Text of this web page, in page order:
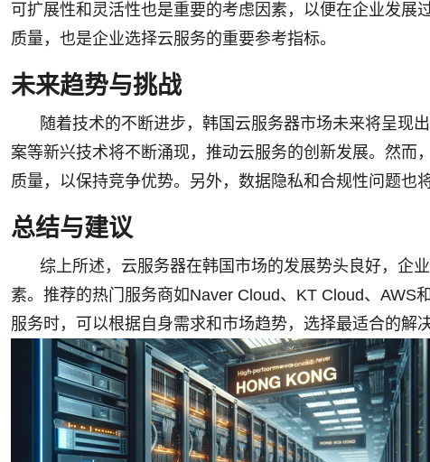
可扩展性和灵活性也是重要的考虑因素，以便在企业发
质量，也是企业选择云服务的重要参考指标。
未来趋势与挑战
随着技术的不断进步，韩国云服务器市场未来将呈现
案等新兴技术将不断涌现，推动云服务的创新发展。然
质量，以保持竞争优势。另外，数据隐私和合规性问题也
总结与建议
综上所述，云服务器在韩国市场的发展势头良好，企
素。推荐的热门服务商如Naver Cloud、KT Cloud、AWS
服务时，可以根据自身需求和市场趋势，选择最适合的解